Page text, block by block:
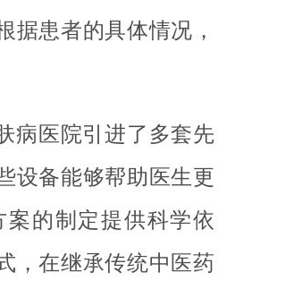
据患者的具体情况，
病医院引进了多套先
设备能够帮助医生更
的制定提供科学依
，在继承传统中医药